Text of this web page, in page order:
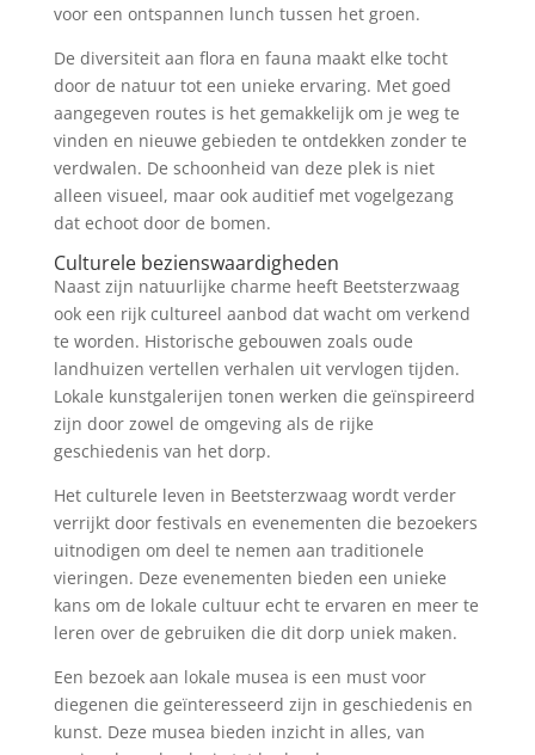
voor een ontspannen lunch tussen het groen.
De diversiteit aan flora en fauna maakt elke tocht
door de natuur tot een unieke ervaring. Met goed
aangegeven routes is het gemakkelijk om je weg te
vinden en nieuwe gebieden te ontdekken zonder te
verdwalen. De schoonheid van deze plek is niet
alleen visueel, maar ook auditief met vogelgezang
dat echoot door de bomen.
Culturele bezienswaardigheden
Naast zijn natuurlijke charme heeft Beetsterzwaag
ook een rijk cultureel aanbod dat wacht om verkend
te worden. Historische gebouwen zoals oude
landhuizen vertellen verhalen uit vervlogen tijden.
Lokale kunstgalerijen tonen werken die geïnspireerd
zijn door zowel de omgeving als de rijke
geschiedenis van het dorp.
Het culturele leven in Beetsterzwaag wordt verder
verrijkt door festivals en evenementen die bezoekers
uitnodigen om deel te nemen aan traditionele
vieringen. Deze evenementen bieden een unieke
kans om de lokale cultuur echt te ervaren en meer te
leren over de gebruiken die dit dorp uniek maken.
Een bezoek aan lokale musea is een must voor
diegenen die geïnteresseerd zijn in geschiedenis en
kunst. Deze musea bieden inzicht in alles, van